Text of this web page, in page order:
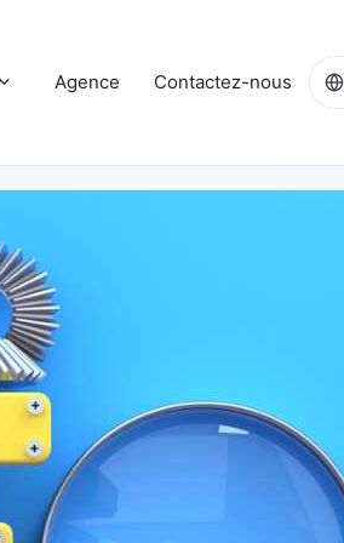
Agence Contactez-nous